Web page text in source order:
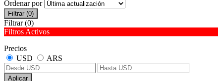
Ordenar por
Filtrar (0)
Filtrar (0)
Filtros Activos
Precios
USD
ARS
Aplicar